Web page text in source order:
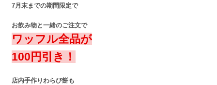
7月末までの期間限定で
お飲み物と一緒のご注文で
ワッフル全品が
100円引き！
店内手作りわらび餅も